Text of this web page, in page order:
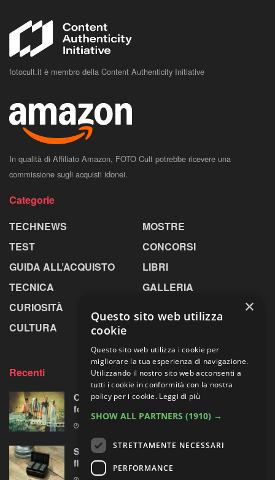
fotocult.it è membro della Content Authenticity Initiative
In qualità di Affiliato Amazon, FOTO Cult potrebbe ricevere una
commissione sugli acquisti idonei.
Categorie
TECHNEWS
TEST
GUIDA ALL’ACQUISTO
TECNICA
CURIOSITÀ
CULTURA
MOSTRE
CONCORSI
LIBRI
GALLERIA
Recenti
Centosessantasette candeline per la mostra
fotografica più longeva al mondo
Sony prepara la “rivoluzione” audio 32-bit
float per le sue mirrorless Alpha?
×
Questo sito web utilizza
cookie
Questo sito web utilizza i cookie per
migliorare la tua esperienza di navigazione.
Utilizzando il nostro sito web acconsenti a
tutti i cookie in conformità con la nostra
policy per i cookie. Leggi di più
SHOW ALL PARTNERS (1910) →
STRETTAMENTE NECESSARI
PERFORMANCE